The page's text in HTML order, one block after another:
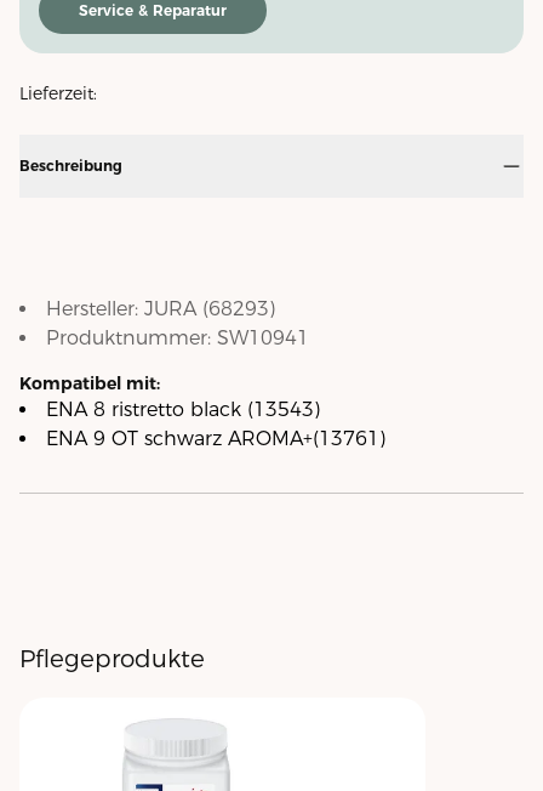
Service & Reparatur
Lieferzeit:
Beschreibung
Hersteller: JURA(68293)
Produktnummer: SW10941
Kompatibel mit:
ENA 8 ristretto black (13543)
ENA 9 OT schwarz AROMA+(13761)
Pflegeprodukte